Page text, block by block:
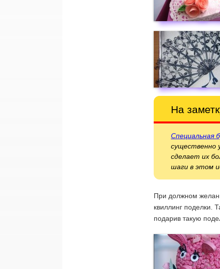
На
Специальная
существенно
сделает их
шаги в этом
При должном
квиллинг поделки.
подарив такую